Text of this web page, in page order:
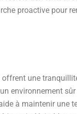
proactive pour
une
environnement
à maintenir une